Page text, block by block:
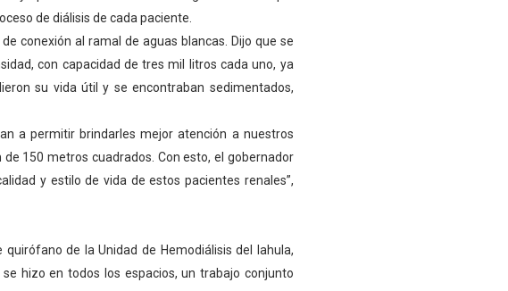
de diálisis de cada paciente.
conexión al ramal de aguas blancas. Dijo que se
con capacidad de tres mil litros cada uno, ya
su vida útil y se encontraban sedimentados,
a permitir brindarles mejor atención a nuestros
150 metros cuadrados. Con esto, el gobernador
y estilo de vida de estos pacientes renales”,
de la Unidad de Hemodiálisis del Iahula,
hizo en todos los espacios, un trabajo conjunto